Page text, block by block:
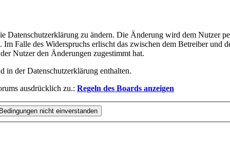
Datenschutzerklärung zu ändern. Die Änderung wird dem Nutzer
Falle des Widerspruchs erlischt das zwischen dem Betreiber und
Nutzer den Änderungen zugestimmt hat.
in der Datenschutzerklärung enthalten.
ausdrücklich zu.: Regeln des Boards anzeigen